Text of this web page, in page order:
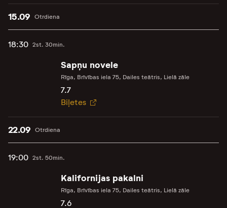
Otrdiena
15.09
18:30 2st. 30min.
Sapņu novele
Rīga, Brīvības iela 75, Dailes teātris, Lielā zāle
7.7
Biļetes
Otrdiena
22.09
19:00 2st. 50min.
Kalifornijas pakalni
Rīga, Brīvības iela 75, Dailes teātris, Lielā zāle
7.6